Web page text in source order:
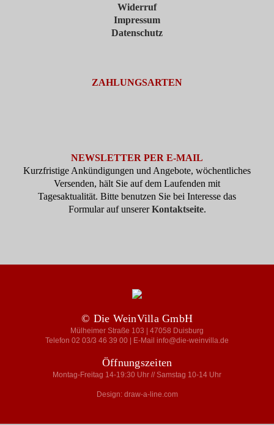
Widerruf
Impressum
Datenschutz
ZAHLUNGSARTEN
NEWSLETTER PER E-MAIL
Kurzfristige Ankündigungen und Angebote, wöchentliches
Versenden, hält Sie auf dem Laufenden mit
Tagesaktualität. Bitte benutzen Sie bei Interesse das
Formular auf unsererKontaktseite.
© Die WeinVilla GmbH
Mülheimer Straße 103 | 47058 Duisburg
Telefon 02 03/3 46 39 00 | E-Mail info@die-weinvilla.de
Öffnungszeiten
Montag-Freitag 14-19:30 Uhr // Samstag 10-14 Uhr
Design: draw-a-line.com